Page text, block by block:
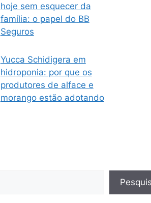
hoje sem esquecer da
família: o papel do BB
Seguros
Yucca Schidigera em
hidroponia: por que os
produtores de alface e
morango estão adotando